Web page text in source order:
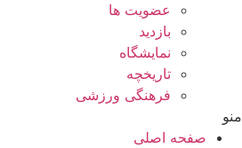
عضویت ها
بازدید
نمایشگاه
تاريخچه
فرهنگی ورزشی
منو
صفحه اصلی